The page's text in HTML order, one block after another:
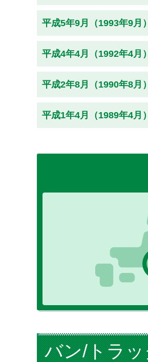
平成5年9月（1993年9月
平成4年4月（1992年4月
平成2年8月（1990年8月
平成1年4月（1989年4月
バン/トラ